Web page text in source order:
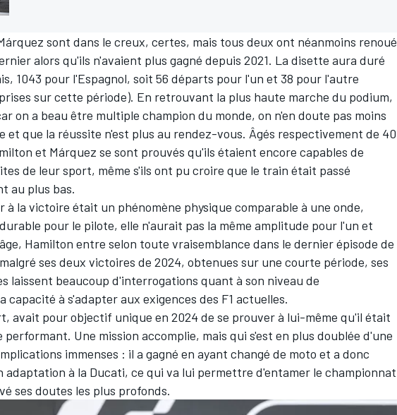
sont dans le creux, certes, mais tous deux ont néanmoins renoué
alors qu'ils n'avaient plus gagné depuis 2021. La disette aura duré
1043 pour l'Espagnol, soit 56 départs pour l'un et 38 pour l'autre
sur cette période). En retrouvant la plus haute marche du podium,
on a beau être multiple champion du monde, on n'en doute pas moins
et que la réussite n'est plus au rendez-vous. Âgés respectivement de 40
et Márquez se sont prouvés qu'ils étaient encore capables de
de leur sport, même s'ils ont pu croire que le train était passé
au plus bas.
à la victoire était un phénomène physique comparable à une onde,
pour le pilote, elle n'aurait pas la même amplitude pour l'un et
Hamilton entre selon toute vraisemblance dans le dernier épisode de
ses deux victoires de 2024, obtenues sur une courte période, ses
laissent beaucoup d'interrogations quant à son niveau de
capacité à s'adapter aux exigences des F1 actuelles.
avait pour objectif unique en 2024 de se prouver à lui-même qu'il était
Une mission accomplie, mais qui s'est en plus doublée d'une
immenses : il a gagné en ayant changé de moto et a donc
adaptation à la Ducati, ce qui va lui permettre d'entamer le championnat
ses doutes les plus profonds.